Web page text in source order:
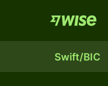
Swift/BIC